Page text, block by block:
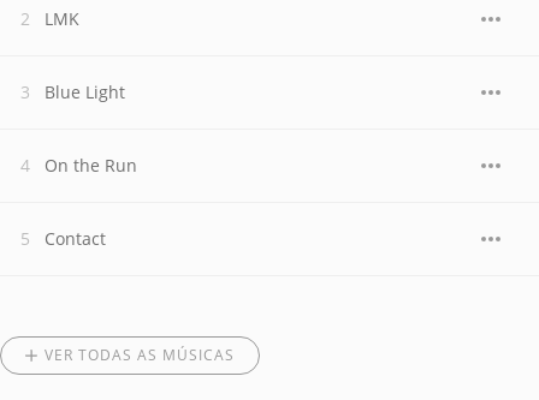
LMK
Blue Light
On the Run
Contact
VER TODAS AS MÚSICAS